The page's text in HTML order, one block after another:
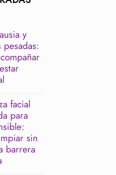
y
facial
para
sin
barrera